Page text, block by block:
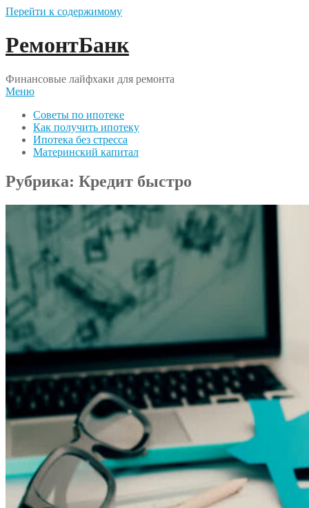
Перейти к содержимому
РемонтБанк
Финансовые лайфхаки для ремонта
Меню
Советы по ипотеке
Как получить ипотеку
Ипотека без стресса
Материнский капитал
Рубрика: Кредит быстро